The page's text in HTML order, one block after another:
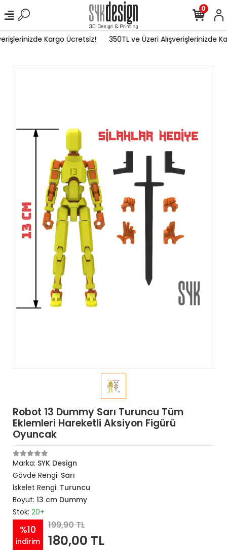
Kargo Ücretsiz! 350TL ve Üzeri Alışverişlerinizde
0
Robot 13 Dummy Sarı Turuncu Tüm
Eklemleri Hareketli Aksiyon Figürü
Oyuncak
Marka: SYK Design
Gövde Rengi: Sarı
İskelet Rengi: Turuncu
Boyut: 13 cm Dummy
Stok: 20+
%10
indirim
199,90 TL
180,00 TL